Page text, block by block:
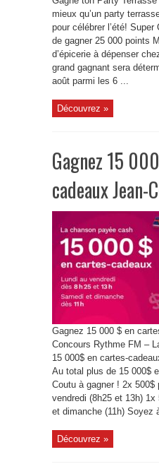
mieux qu’un party
pour célébrer l’été!
de gagner 25 000 points
d’épicerie à dépenser
grand gagnant sera
août parmi les 6 ...
Découvrez »
Gagnez 15
cadeaux Jean-
Gagnez 15 000 $ en
Concours Rythme FM –
15 000$ en cartes-
Au total plus de 15 000$
Coutu à gagner ! 2x 500$
vendredi (8h25 et 13h)
et dimanche (11h) Soyez
Découvrez »